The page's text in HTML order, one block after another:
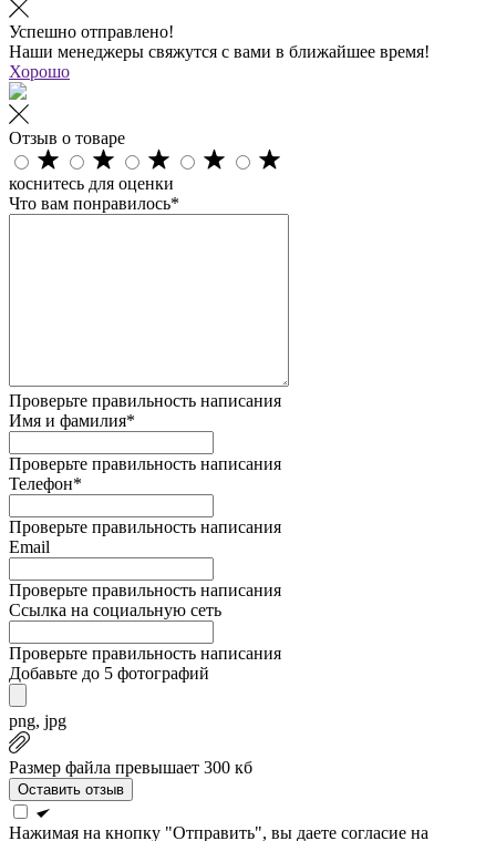
Успешно отправлено!
Наши менеджеры свяжутся с вами в ближайшее время!
Хорошо
Отзыв о товаре
коснитесь для оценки
Что вам понравилось*
Проверьте правильность написания
Имя и фамилия*
Проверьте правильность написания
Телефон*
Проверьте правильность написания
Email
Проверьте правильность написания
Ссылка на социальную сеть
Проверьте правильность написания
Добавьте до 5 фотографий
png, jpg
Размер файла превышает 300 кб
Оставить отзыв
Нажимая на кнопку "Отправить", вы даете согласие на